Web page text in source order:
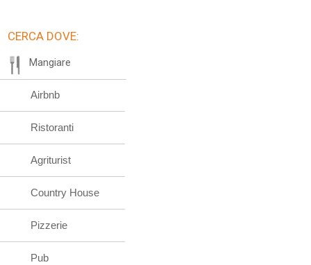
CERCA DOVE:
Mangiare
Airbnb
Ristoranti
Agriturist
Country House
Pizzerie
Pub